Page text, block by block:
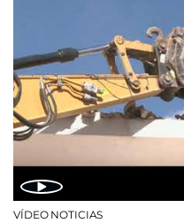
VÍDEO NOTICIAS